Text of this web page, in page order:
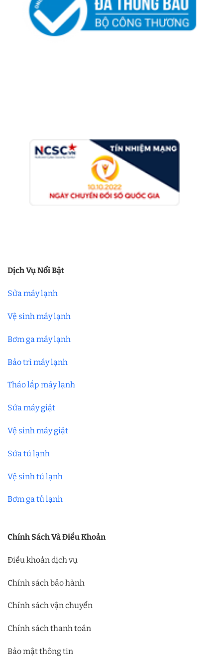
Dịch Vụ Nổi Bật
Sửa máy lạnh
Vệ sinh máy lạnh
Bơm ga máy lạnh
Bảo trì máy lạnh
Tháo lắp máy lạnh
Sửa máy giặt
Vệ sinh máy giặt
Sửa tủ lạnh
Vệ sinh tủ lạnh
Bơm ga tủ lạnh
Chính Sách Và Điều Khoản
Điều khoản dịch vụ
Chính sách bảo hành
Chính sách vận chuyển
Chính sách thanh toán
Bảo mật thông tin